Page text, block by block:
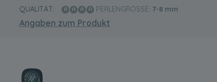
QUALITÄT: PERLENGRÖSSE: 7-8 mm
Angaben zum Produkt